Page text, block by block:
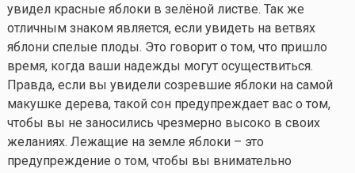
увидел красные яблоки в зелёной листве. Так же
отличным знаком является, если увидеть на ветвях
яблони спелые плоды. Это говорит о том, что пришло
время, когда ваши надежды могут осуществиться.
Правда, если вы увидели созревшие яблоки на самой
макушке дерева, такой сон предупреждает вас о том,
чтобы вы не заносились чрезмерно высоко в своих
желаниях. Лежащие на земле яблоки – это
предупреждение о том, чтобы вы внимательно